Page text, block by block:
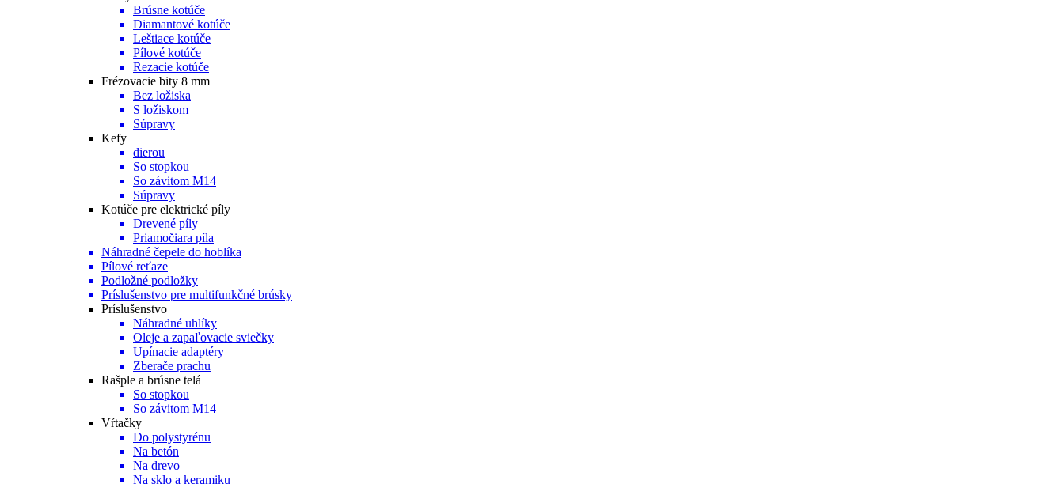
Brúsne kotúče
Diamantové kotúče
Leštiace kotúče
Pílové kotúče
Rezacie kotúče
Frézovacie bity 8 mm
Bez ložiska
S ložiskom
Súpravy
Kefy
dierou
So stopkou
So závitom M14
Súpravy
Kotúče pre elektrické píly
Drevené píly
Priamočiara píla
Náhradné čepele do hoblíka
Pílové reťaze
Podložné podložky
Príslušenstvo pre multifunkčné brúsky
Príslušenstvo
Náhradné uhlíky
Oleje a zapaľovacie sviečky
Upínacie adaptéry
Zberače prachu
Rašple a brúsne telá
So stopkou
So závitom M14
Vŕtačky
Do polystyrénu
Na betón
Na drevo
Na sklo a keramiku